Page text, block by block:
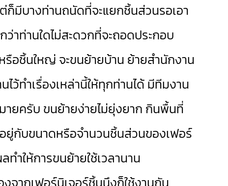
ก็มีบางท่านถนัดที่จะแยกชิ้นส่วนรอเอา
าท่านใดไม่สะดวกที่จะถอดประกอบ
รือชิ้นใหญ่ จะขนย้ายบ้าน ย้ายสำนักงาน
ว้ทำเรื่องเหล่านี้ให้ทุกท่านได้ มีทีมงาน
ยครับ ขนย้ายง่ายไม่ยุ่งยาก กินพื้นที่
ยู่กับขนาดหรือจำนวนชิ้นส่วนของเฟอร์
ำให้การขนย้ายใช้เวลานาน